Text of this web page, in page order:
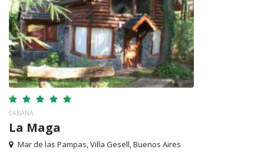
CABAÑA
La Maga
Mar de las Pampas, Villa Gesell, Buenos Aires